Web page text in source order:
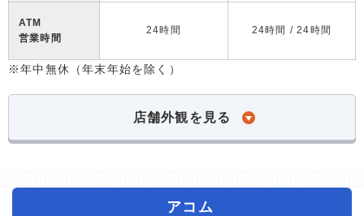
ATM
営業時間
24時間 24時間 / 24時間
※年中無休（年末年始を除く）
店舗外観を見る
アコム